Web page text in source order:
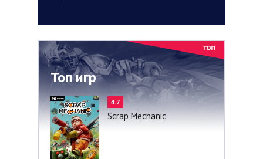
Топ игр
4.7
Scrap Mechanic